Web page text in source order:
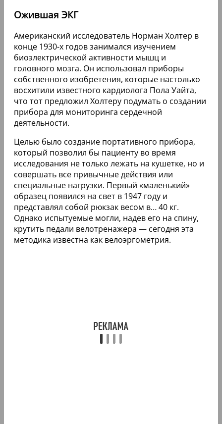
Ожившая ЭКГ
Американский исследователь Норман Холтер в
конце 1930-х годов занимался изучением
биоэлектрической активности мышц и
головного мозга. Он использовал приборы
собственного изобретения, которые настолько
восхитили известного кардиолога Пола Уайта,
что тот предложил Холтеру подумать о создании
прибора для мониторинга сердечной
деятельности.
Целью было создание портативного прибора,
который позволил бы пациенту во время
исследования не только лежать на кушетке, но и
совершать все привычные действия или
специальные нагрузки. Первый «маленький»
образец появился на свет в 1947 году и
представлял собой рюкзак весом в… 40 кг.
Однако испытуемые могли, надев его на спину,
крутить педали велотренажера — сегодня эта
методика известна как велоэргометрия.